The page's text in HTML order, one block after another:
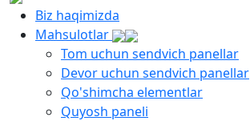
Biz haqimizda
Mahsulotlar
Tom uchun sendvich panellar
Devor uchun sendvich panellar
Qo'shimcha elementlar
Quyosh paneli